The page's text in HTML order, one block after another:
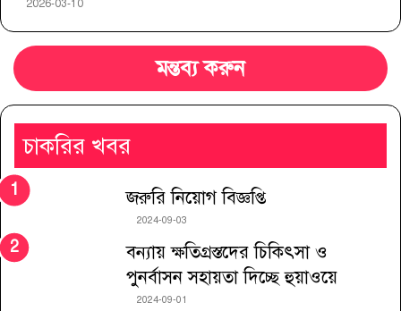
2026-03-10
মন্তব্য করুন
চাকরির খবর
জরুরি নিয়োগ বিজ্ঞপ্তি
2024-09-03
বন্যায় ক্ষতিগ্রস্তদের চিকিৎসা ও
পুনর্বাসন সহায়তা দিচ্ছে হুয়াওয়ে
2024-09-01